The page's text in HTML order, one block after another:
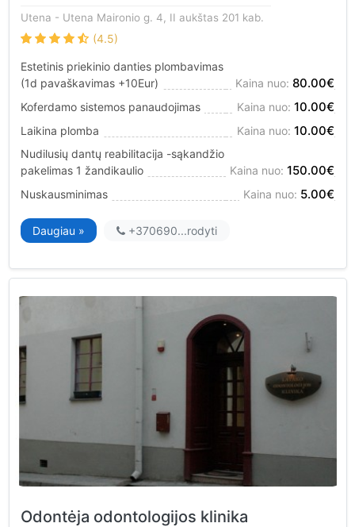
Utena - Utena Maironio g. 4, II aukštas 201 kab.
(4.5)
Estetinis priekinio danties plombavimas
(1d pavaškavimas +10Eur)
Kaina nuo: 80.00€
Koferdamo sistemos panaudojimas Kaina nuo: 10.00€
Laikina plomba Kaina nuo: 10.00€
Nudilusių dantų reabilitacija -sąkandžio
pakelimas 1 žandikaulio
Kaina nuo: 150.00€
Nuskausminimas Kaina nuo: 5.00€
Daugiau » +370690...rodyti
Odontėja odontologijos klinika